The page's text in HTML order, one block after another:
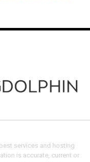
services and hosting
is accurate, current or